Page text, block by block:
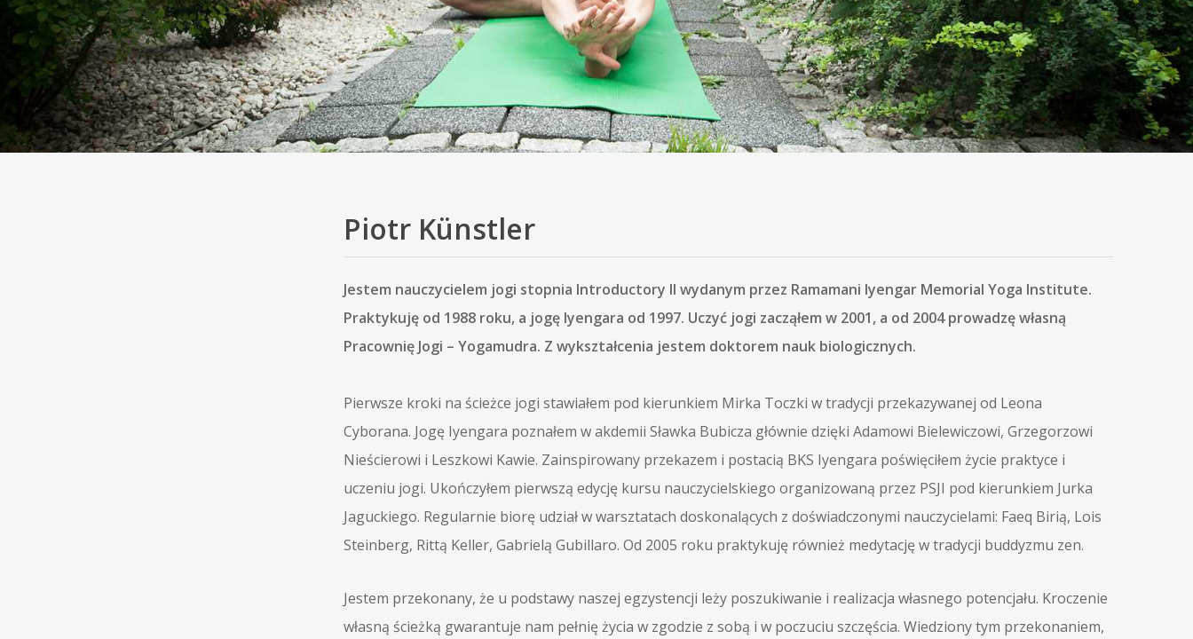
Piotr Künstler
Jestem nauczycielem jogi stopnia Introductory II wydanym przez Ramamani Iyengar Memorial Yoga Institute.
Praktykuję od 1988 roku, a jogę Iyengara od 1997. Uczyć jogi zacząłem w 2001, a od 2004 prowadzę własną
Pracownię Jogi – Yogamudra. Z wykształcenia jestem doktorem nauk biologicznych.
Pierwsze kroki na ścieżce jogi stawiałem pod kierunkiem Mirka Toczki w tradycji przekazywanej od Leona
Cyborana. Jogę Iyengara poznałem w akdemii Sławka Bubicza głównie dzięki Adamowi Bielewiczowi, Grzegorzowi
Nieścierowi i Leszkowi Kawie. Zainspirowany przekazem i postacią BKS Iyengara poświęciłem życie praktyce i
uczeniu jogi. Ukończyłem pierwszą edycję kursu nauczycielskiego organizowaną przez PSJI pod kierunkiem Jurka
Jaguckiego. Regularnie biorę udział w warsztatach doskonalących z doświadczonymi nauczycielami: Faeq Birią, Lois
Steinberg, Rittą Keller, Gabrielą Gubillaro. Od 2005 roku praktykuję również medytację w tradycji buddyzmu zen.
Jestem przekonany, że u podstawy naszej egzystencji leży poszukiwanie i realizacja własnego potencjału. Kroczenie
własną ścieżką gwarantuje nam pełnię życia w zgodzie z sobą i w poczuciu szczęścia. Wiedziony tym przekonaniem,